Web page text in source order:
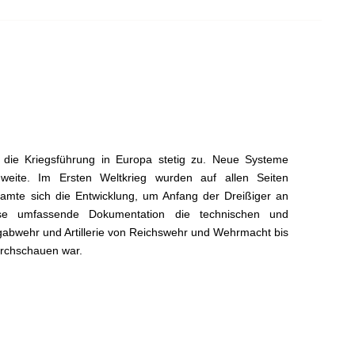
Kriegsführung in Europa stetig zu. Neue Systeme
Im Ersten Weltkrieg wurden auf allen Seiten
sich die Entwicklung, um Anfang der Dreißiger an
umfassende Dokumentation die technischen und
und Artillerie von Reichswehr und Wehrmacht bis
war.